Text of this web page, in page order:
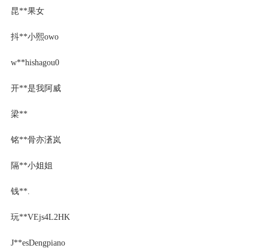
昆**果女
抖**小熙owo
w**hishagou0
开**是我阿威
梁**
铭**骨亦濸岚
隔**小姐姐
钱**.
玩**VEjs4L2HK
J**esDengpiano